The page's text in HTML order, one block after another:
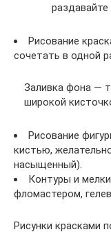
Рисование
сочетать в одной
Заливка фона —
широкой
Рисование
кистью,
насыщенный).
Контуры и
фломастером,
Рисунки красками